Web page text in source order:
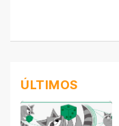
ÚLTIMOS